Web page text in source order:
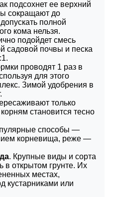
подсохнет ее верхний
сокращают до
полной
кома нельзя.
подойдет смесь
садовой почвы и песка
проводят 1 раз в
для этого
Зимой удобрения в
только
корням становится тесно
способы —
корневища, реже —
. Крупные виды и сорта
открытом грунте. Их
местах,
кустарниками или